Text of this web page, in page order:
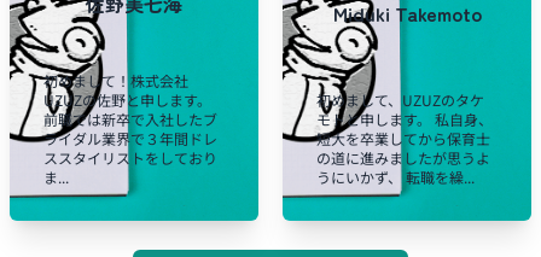
初めまして！株式会社
UZUZの佐野と申します。
前職では新卒で入社したブ
ライダル業界で３年間ドレ
ススタイリストをしており
ま...
Miduki Takemoto
初めまして、UZUZのタケ
モトと申します。 私自身、
短大を卒業してから保育士
の道に進みましたが思うよ
うにいかず、 転職を繰...